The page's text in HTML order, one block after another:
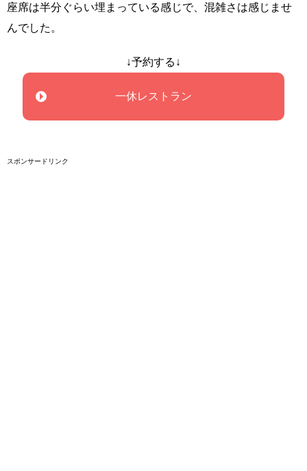
座席は半分ぐらい埋まっている感じで、混雑さは感じませ
んでした。
↓予約する↓
一休レストラン
スポンサードリンク